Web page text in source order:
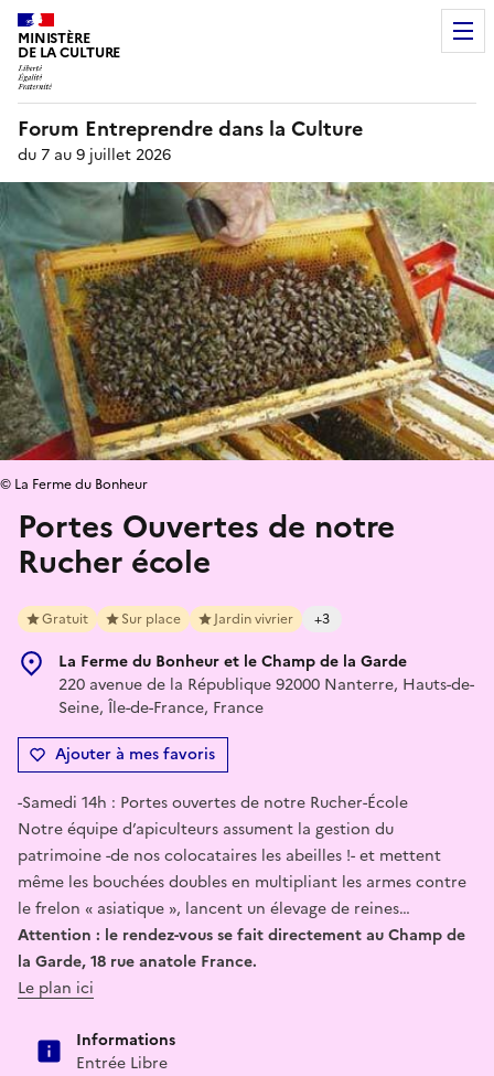
MINISTÈRE
DE LA CULTURE
Forum Entreprendre dans la Culture
du 7 au 9 juillet 2026
Portes Ouvertes de notre
Rucher école
Gratuit Sur place Jardin vivrier +3
La Ferme du Bonheur et le Champ de la Garde
220 avenue de la République 92000 Nanterre, Hauts-de-
Seine, Île-de-France, France
Ajouter à mes favoris
© La Ferme du Bonheur
-Samedi 14h : Portes ouvertes de notre Rucher-École
Notre équipe d’apiculteurs assument la gestion du
patrimoine -de nos colocataires les abeilles !- et mettent
même les bouchées doubles en multipliant les armes contre
le frelon « asiatique », lancent un élevage de reines…
Attention : le rendez-vous se fait directement au Champ de
la Garde, 18 rue anatole France.
Le plan ici
Informations
Entrée Libre